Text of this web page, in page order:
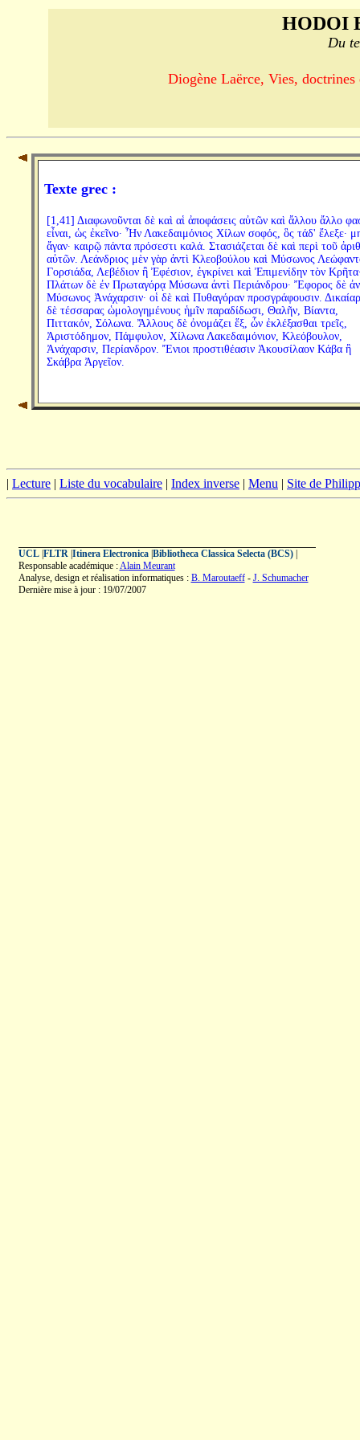
HODOI
Du
Diogène Laërce, Vies,
Texte grec :
[1,41] Διαφωνοῦνται δὲ καὶ αἱ ἀποφάσεις αὐτῶν καὶ ἄλλου ἄλλο
εἶναι, ὡς ἐκεῖνο· Ἦν Λακεδαιμόνιος Χίλων σοφός, ὃς τάδ' ἔλεξε·
ἄγαν· καιρῷ πάντα πρόσεστι καλά. Στασιάζεται δὲ καὶ περὶ τοῦ
αὐτῶν. Λεάνδριος μὲν γὰρ ἀντὶ Κλεοβούλου καὶ Μύσωνος
Γορσιάδα, Λεβέδιον ἢ Ἐφέσιον, ἐγκρίνει καὶ Ἐπιμενίδην τὸν
Πλάτων δὲ ἐν Πρωταγόρᾳ Μύσωνα ἀντὶ Περιάνδρου· Ἔφορος δὲ
Μύσωνος Ἀνάχαρσιν· οἱ δὲ καὶ Πυθαγόραν προσγράφουσιν.
δὲ τέσσαρας ὡμολογημένους ἡμῖν παραδίδωσι, Θαλῆν, Βίαντα,
Πιττακόν, Σόλωνα. Ἄλλους δὲ ὀνομάζει ἕξ, ὧν ἐκλέξασθαι τρεῖς,
Ἀριστόδημον, Πάμφυλον, Χίλωνα Λακεδαιμόνιον, Κλεόβουλον,
Ἀνάχαρσιν, Περίανδρον. Ἔνιοι προστιθέασιν Ἀκουσίλαον Κάβα ἢ
Σκάβρα Ἀργεῖον.
| Lecture | Liste du vocabulaire | Index inverse | Menu | Site de
UCL| FLTR| Itinera Electronica| Bibliotheca Classica Selecta (BCS)|
Responsable académique :Alain Meurant
Analyse, design et réalisation informatiques : B. Maroutaeff- J. Schumacher
Dernière mise à jour : 19/07/2007